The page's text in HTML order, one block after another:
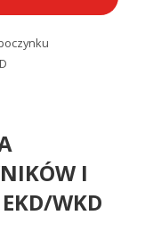
I
WKD